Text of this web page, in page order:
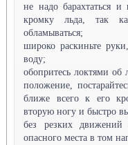
не надо барахтаться
кромку льда, так
обламываться;
широко раскиньте
воду;
обопритесь локтями об
положение,
ближе всего к его
вторую ногу и быстро
без резких
опасного места в том